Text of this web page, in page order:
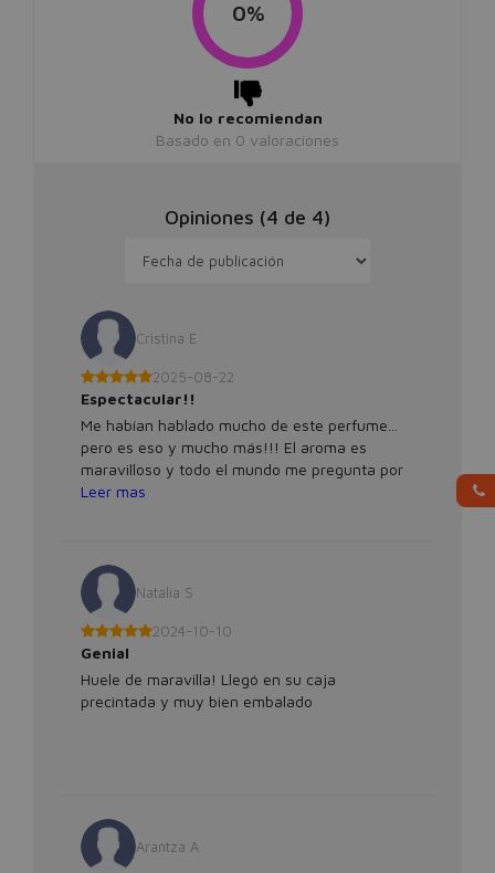
0%
No lo recomiendan
Basado en 0 valoraciones
Opiniones (4 de 4)
Cristina E
2025-08-22
Espectacular!!
Me habían hablado mucho de este perfume...
pero es eso y mucho más!!! El aroma es
maravilloso y todo el mundo me pregunta por
él. Gracias a perfumes 24h lo tengo a un precio
Leer mas
Natalia S
2024-10-10
Genial
Huele de maravilla! Llegó en su caja
precintada y muy bien embalado
Arantza A